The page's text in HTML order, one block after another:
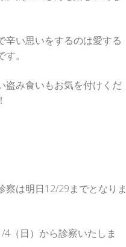
辛い思いをするのは愛する
。
盗み食いもお気を付けくだ
察は明日12/29までとなりま
4（日）から診察いたしま